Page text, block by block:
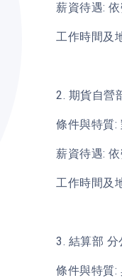
薪資待遇:
工作時間及
2. 期貨自營
條件與特質:
薪資待遇:
工作時間及
3. 結算部 分
條件與特質: